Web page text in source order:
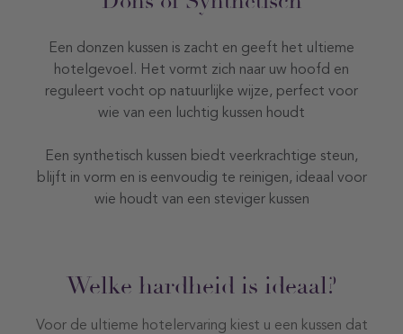
Een donzen kussen is zacht en geeft het ultieme
hotelgevoel. Het vormt zich naar uw hoofd en
reguleert vocht op natuurlijke wijze, perfect voor
wie van een luchtig kussen houdt
Een synthetisch kussen biedt veerkrachtige steun,
blijft in vorm en is eenvoudig te reinigen, ideaal voor
wie houdt van een steviger kussen
Welke hardheid is ideaal?
Voor de ultieme hotelervaring kiest u een kussen dat